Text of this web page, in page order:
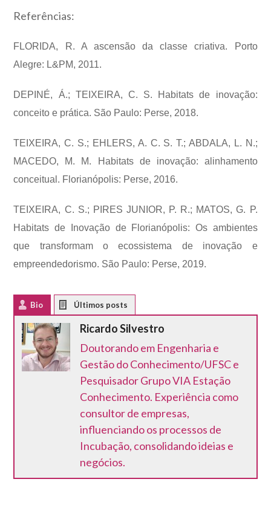
Referências:
FLORIDA, R. A ascensão da classe criativa. Porto
Alegre: L&PM, 2011.
DEPINÉ, Á.; TEIXEIRA, C. S. Habitats de inovação:
conceito e prática. São Paulo: Perse, 2018.
TEIXEIRA, C. S.; EHLERS, A. C. S. T.; ABDALA, L. N.;
MACEDO, M. M. Habitats de inovação: alinhamento
conceitual. Florianópolis: Perse, 2016.
TEIXEIRA, C. S.; PIRES JUNIOR, P. R.; MATOS, G. P.
Habitats de Inovação de Florianópolis: Os ambientes
que transformam o ecossistema de inovação e
empreendedorismo. São Paulo: Perse, 2019.
Bio
Ricardo Silvestro
Doutorando em Engenharia e
Gestão do Conhecimento/UFSC e
Pesquisador Grupo VIA Estação
Conhecimento. Experiência como
consultor de empresas,
influenciando os processos de
Incubação, consolidando ideias e
negócios.